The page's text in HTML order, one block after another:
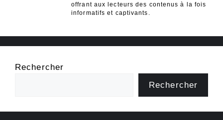
offrant aux lecteurs des contenus à la fois
informatifs et captivants.
Rechercher
Rechercher